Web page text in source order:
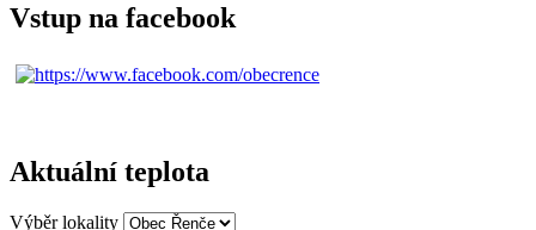
Vstup na facebook
Aktuální teplota
Výběr lokality